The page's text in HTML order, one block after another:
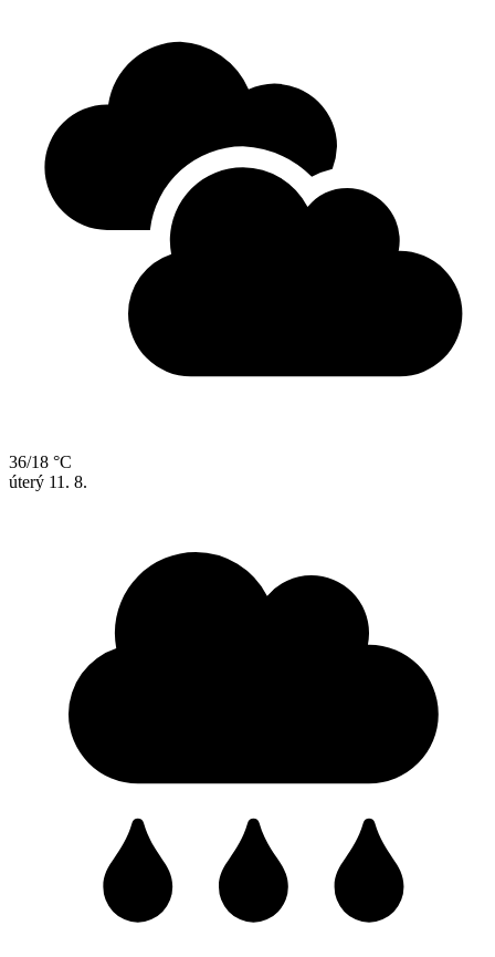
36/18 °C
úterý 11. 8.